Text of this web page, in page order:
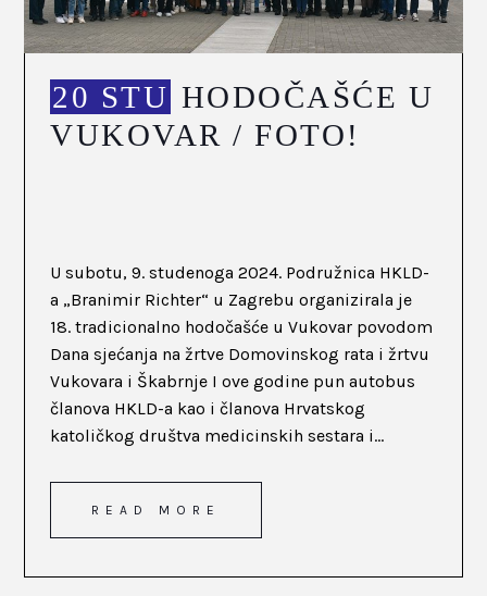
20 STU HODOČAŠĆE U
VUKOVAR / FOTO!
U subotu, 9. studenoga 2024. Podružnica HKLD-
a „Branimir Richter“ u Zagrebu organizirala je
18. tradicionalno hodočašće u Vukovar povodom
Dana sjećanja na žrtve Domovinskog rata i žrtvu
Vukovara i Škabrnje I ove godine pun autobus
članova HKLD-a kao i članova Hrvatskog
katoličkog društva medicinskih sestara i...
READ MORE